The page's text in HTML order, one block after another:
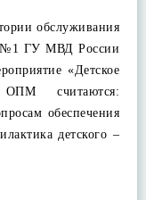
обслуживания
№1 ГУ МВД России
«Детское
считаются:
обеспечения
детского –